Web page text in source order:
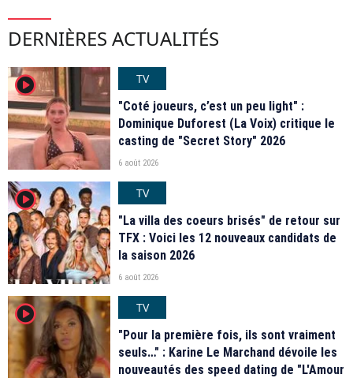
DERNIÈRES ACTUALITÉS
player2
TV
"Coté joueurs, c’est un peu light" :
Dominique Duforest (La Voix) critique le
casting de "Secret Story" 2026
6 août 2026
player2
TV
"La villa des coeurs brisés" de retour sur
TFX : Voici les 12 nouveaux candidats de
la saison 2026
6 août 2026
player2
TV
"Pour la première fois, ils sont vraiment
seuls…" : Karine Le Marchand dévoile les
nouveautés des speed dating de "L'Amour